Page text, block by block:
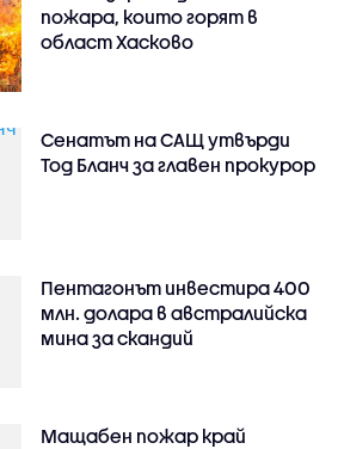
пожара, които горят в
област Хасково
Сенатът на САЩ утвърди
Тод Бланч за главен прокурор
Пентагонът инвестира 400
млн. долара в австралийска
мина за скандий
Мащабен пожар край